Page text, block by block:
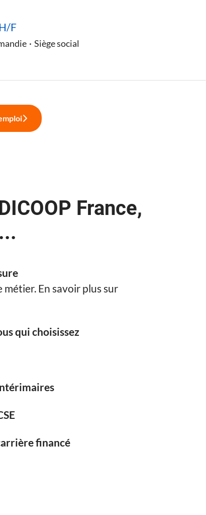
F
· Siège social
France,
En savoir plus sur
qui choisissez
financé